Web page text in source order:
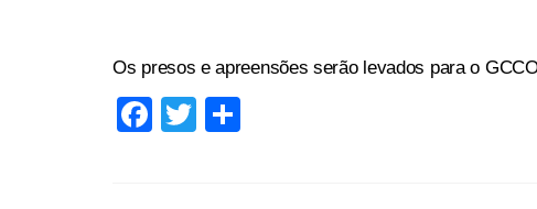
Os presos e apreensões serão levados para o
Facebook
Twitter